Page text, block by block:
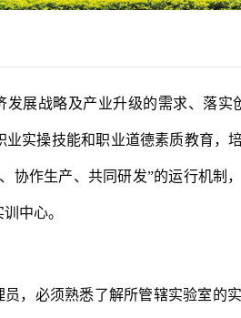
发展战略及产业升级的需求、落
实操技能和职业道德素质教育，
协作生产、共同研发”的运行机
中心。
，必须熟悉了解所管辖实验室的